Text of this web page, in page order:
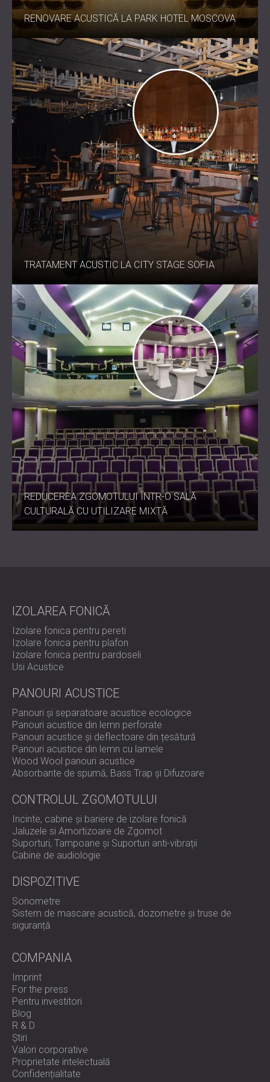
RENOVARE ACUSTICĂ LA PARK HOTEL MOSCOVA
TRATAMENT ACUSTIC LA CITY STAGE SOFIA
REDUCEREA ZGOMOTULUI ÎNTR-O SALĂ
CULTURALĂ CU UTILIZARE MIXTĂ
IZOLAREA FONICĂ
Izolare fonica pentru pereti
Izolare fonica pentru plafon
Izolare fonica pentru pardoseli
Usi Acustice
PANOURI ACUSTICE
Panouri și separatoare acustice ecologice
Panouri acustice din lemn perforate
Panouri acustice și deflectoare din țesătură
Panouri acustice din lemn cu lamele
Wood Wool panouri acustice
Absorbante de spumă, Bass Trap și Difuzoare
CONTROLUL ZGOMOTULUI
Incinte, cabine și bariere de izolare fonică
Jaluzele si Amortizoare de Zgomot
Suporturi, Tampoane și Suporturi anti-vibrații
Cabine de audiologie
DISPOZITIVE
Sonometre
Sistem de mascare acustică, dozometre și truse de
siguranță
COMPANIA
Imprint
For the press
Pentru investitori
Blog
R & D
Știri
Valori corporative
Proprietate intelectuală
Confidențialitate